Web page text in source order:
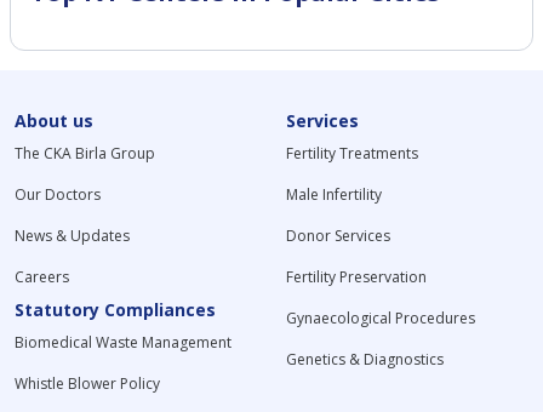
About us
The CKA Birla Group
Our Doctors
News & Updates
Careers
Statutory Compliances
Biomedical Waste Management
Whistle Blower Policy
Services
Fertility Treatments
Male Infertility
Donor Services
Fertility Preservation
Gynaecological Procedures
Genetics & Diagnostics